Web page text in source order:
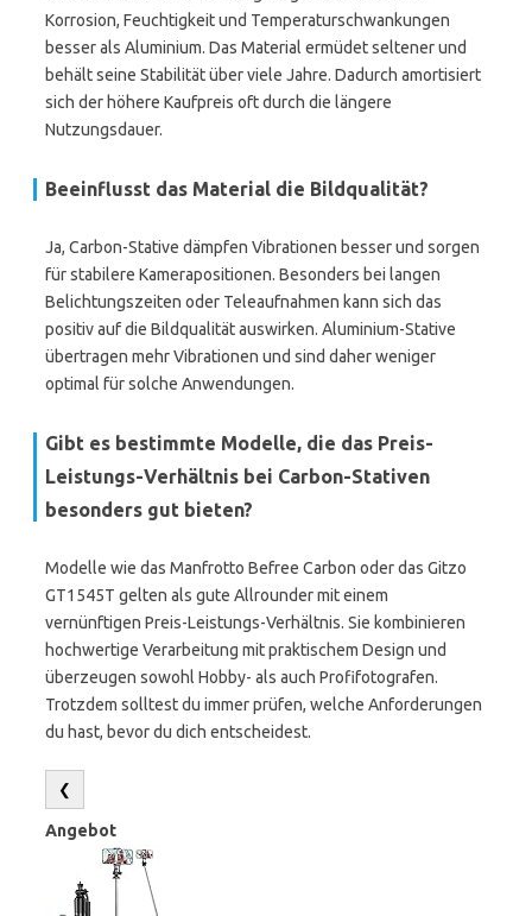
Korrosion, Feuchtigkeit und Temperaturschwankungen
besser als Aluminium. Das Material ermüdet seltener und
behält seine Stabilität über viele Jahre. Dadurch amortisiert
sich der höhere Kaufpreis oft durch die längere
Nutzungsdauer.
Beeinflusst das Material die Bildqualität?
Ja, Carbon-Stative dämpfen Vibrationen besser und sorgen
für stabilere Kamerapositionen. Besonders bei langen
Belichtungszeiten oder Teleaufnahmen kann sich das
positiv auf die Bildqualität auswirken. Aluminium-Stative
übertragen mehr Vibrationen und sind daher weniger
optimal für solche Anwendungen.
Gibt es bestimmte Modelle, die das Preis-
Leistungs-Verhältnis bei Carbon-Stativen
besonders gut bieten?
Modelle wie das Manfrotto Befree Carbon oder das Gitzo
GT1545T gelten als gute Allrounder mit einem
vernünftigen Preis-Leistungs-Verhältnis. Sie kombinieren
hochwertige Verarbeitung mit praktischem Design und
überzeugen sowohl Hobby- als auch Profifotografen.
Trotzdem solltest du immer prüfen, welche Anforderungen
du hast, bevor du dich entscheidest.
❮
Angebot